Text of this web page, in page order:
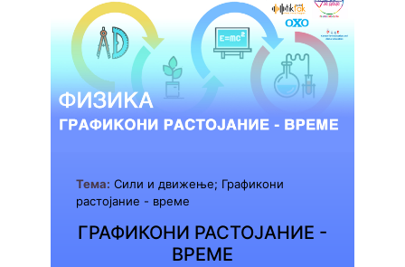
Тема: Сили и движење; Графикони
растојание - време
ГРАФИКОНИ РАСТОЈАНИЕ -
ВРЕМЕ